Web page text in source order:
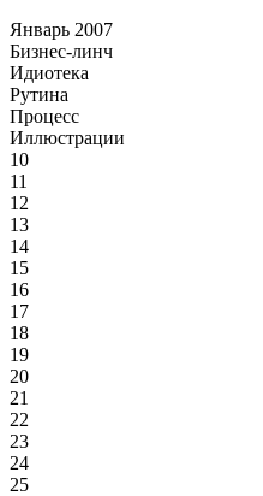
Январь 2007
Бизнес-линч
Идиотека
Рутина
Процесс
Иллюстрации
10
11
12
13
14
15
16
17
18
19
20
21
22
23
24
25